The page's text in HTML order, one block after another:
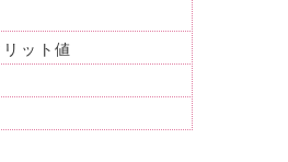
ット値